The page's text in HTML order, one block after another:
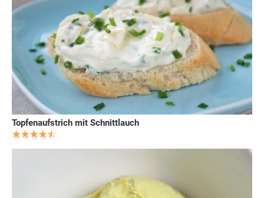
Topfenaufstrich mit Schnittlauch